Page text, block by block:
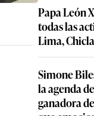
Papa León
todas las
Lima,
Simone
la agenda
ganadora